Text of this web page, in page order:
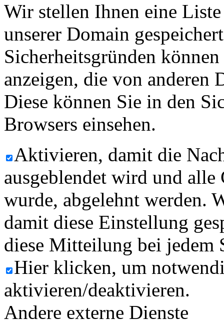
Wir stellen Ihnen eine
unserer Domain
Sicherheitsgründen
anzeigen, die von anderen
Diese können Sie in den
Browsers einsehen.
Aktivieren, damit die
ausgeblendet wird und
wurde, abgelehnt werden.
damit diese Einstellung
diese Mitteilung bei jedem
Hier klicken, um
aktivieren/deaktivieren.
Andere externe Dienste